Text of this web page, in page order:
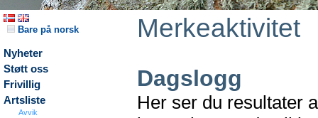
Bare på norsk
Nyheter
Støtt oss
Frivillig
Artsliste
Avvik
Merkeaktivitet
Dagslogg
Her ser du resultater